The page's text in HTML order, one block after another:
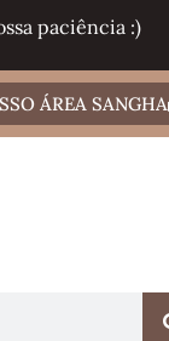
paciência :)
ÁREA SANGHA